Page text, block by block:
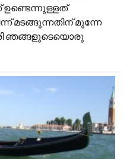
മടങ്ങുന്നതിന് മുന്നേ
ഞങ്ങളുടെയൊരു